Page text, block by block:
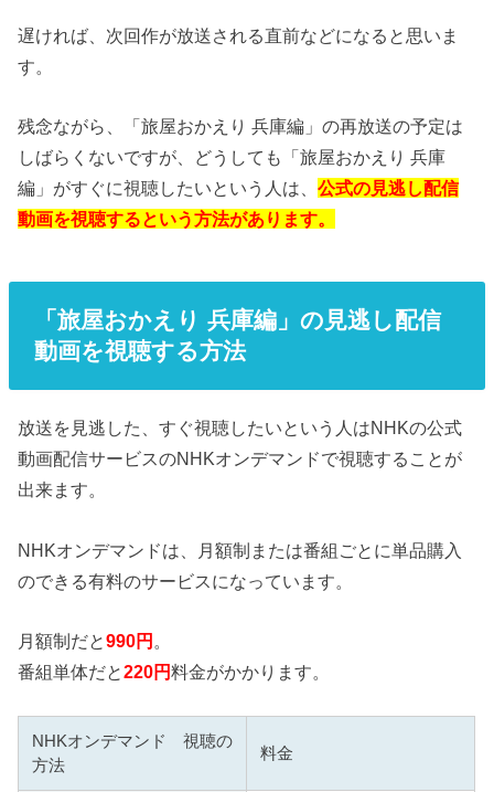
遅ければ、次回作が放送される直前などになると思いま
す。
残念ながら、「旅屋おかえり 兵庫編」の再放送の予定は
しばらくないですが、どうしても「旅屋おかえり 兵庫
編」がすぐに視聴したいという人は、公式の見逃し配信
動画を視聴するという方法があります。
「旅屋おかえり 兵庫編」の見逃し配信
動画を視聴する方法
放送を見逃した、すぐ視聴したいという人はNHKの公式
動画配信サービスのNHKオンデマンドで視聴することが
出来ます。
NHKオンデマンドは、月額制または番組ごとに単品購入
のできる有料のサービスになっています。
月額制だと990円 。
番組単体だと220円料金がかかります。
NHKオンデマンド 視聴の
方法
料金